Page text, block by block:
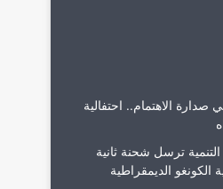
صدارة الاهتمام.. احتفالية
ترسل شحنة ثانية
الديمقراطية